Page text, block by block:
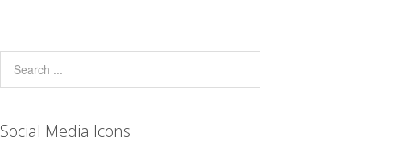
Social Media Icons